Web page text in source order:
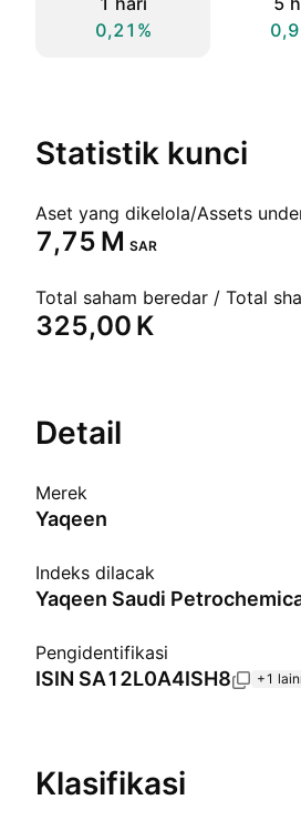
0,21%
Statistik kunci
‪7,75 M‬ SAR
‪325,00 K‬
Detail
Merek
Yaqeen
Indeks dilacak
Pengidentifikasi
ISIN SA12L0A4ISH8 +1
Klasifikasi